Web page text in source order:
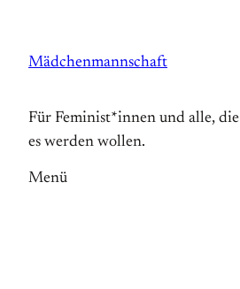
springen
Mädchenmannschaft
Für Feminist*innen und alle, die
es werden wollen.
Menü